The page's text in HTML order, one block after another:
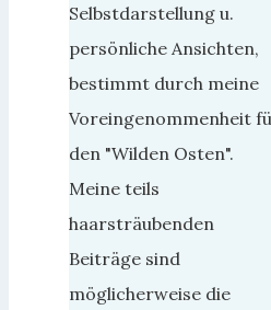
17.
2022
7.
2022
Wie
Selbstdarstellung u.
persönliche Ansichten,
bestimmt durch meine
Voreingenommenheit
den "Wilden Osten".
Meine teils
haarsträubenden
Beiträge sind
möglicherweise die